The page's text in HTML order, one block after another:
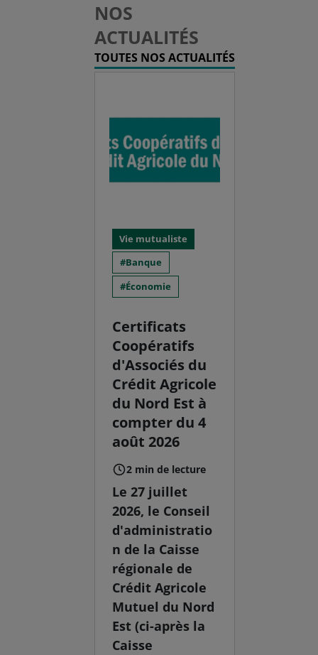
NOS
ACTUALITÉS
TOUTES NOS ACTUALITÉS
Vie mutualiste
Banque
Économie
Certificats
Coopératifs
d'Associés du
Crédit Agricole
du Nord Est à
compter du 4
août 2026
2 min de lecture
Le 27 juillet
2026, le Conseil
d'administratio
n de la Caisse
régionale de
Crédit Agricole
Mutuel du Nord
Est (ci-après la
Caisse